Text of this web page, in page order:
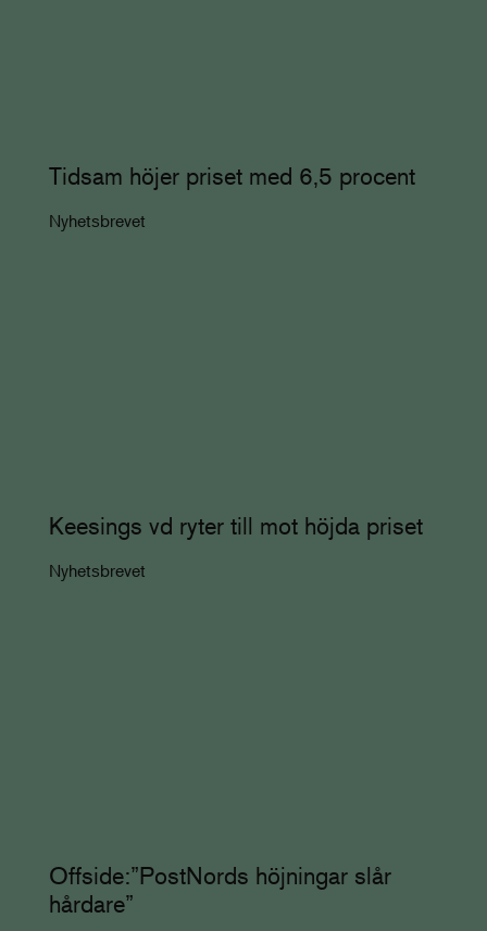
Tidsam höjer priset med 6,5 procent
Nyhetsbrevet
Keesings vd ryter till mot höjda priset
Nyhetsbrevet
Offside:”PostNords höjningar slår
hårdare”